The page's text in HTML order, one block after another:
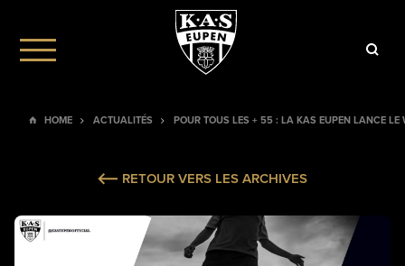
HOME ACTUALITÉS POUR TOUS LES + 55 : LA KAS EUPEN LANCE
RETOUR VERS LES ARCHIVES